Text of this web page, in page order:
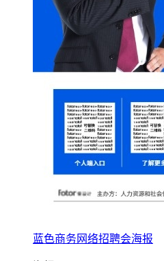
蓝色商务网络招聘会海报